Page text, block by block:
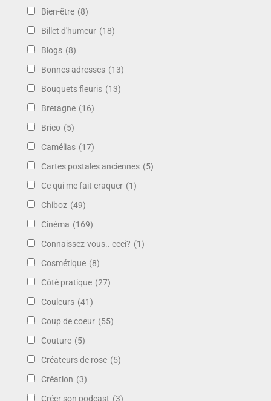
Bien-être (8)
Billet d'humeur (18)
Blogs (8)
Bonnes adresses (13)
Bouquets fleuris (13)
Bretagne (16)
Brico (5)
Camélias (17)
Cartes postales anciennes (5)
Ce qui me fait craquer (1)
Chiboz (49)
Cinéma (169)
Connaissez-vous.. ceci? (1)
Cosmétique (8)
Côté pratique (27)
Couleurs (41)
Coup de coeur (55)
Couture (5)
Créateurs de rose (5)
Création (3)
Créer son podcast (3)